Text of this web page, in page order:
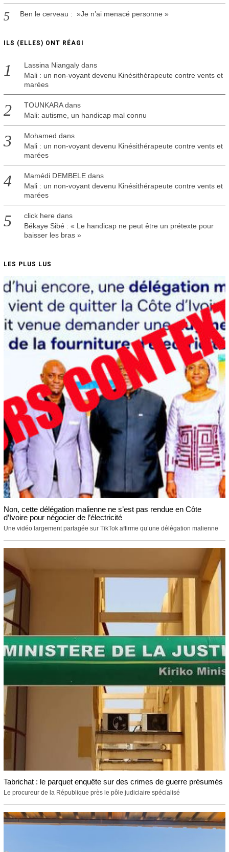
Ben le cerveau : »Je n’ai menacé personne »
ILS (ELLES) ONT RÉAGI
Lassina Niangalydans
Mali : un non-voyant devenu Kinésithérapeute contre vents et
marées
TOUNKARAdans
Mali: autisme, un handicap mal connu
Mohamed dans
Mali : un non-voyant devenu Kinésithérapeute contre vents et
marées
Mamédi DEMBELEdans
Mali : un non-voyant devenu Kinésithérapeute contre vents et
marées
click here dans
Békaye Sibé : « Le handicap ne peut être un prétexte pour
baisser les bras »
LES PLUS LUS
Non, cette délégation malienne ne s’est pas rendue en Côte
d’Ivoire pour négocier de l’électricité
Une vidéo largement partagée sur TikTok affirme qu’une délégation malienne
Tabrichat : le parquet enquête sur des crimes de guerre présumés
Le procureur de la République près le pôle judiciaire spécialisé